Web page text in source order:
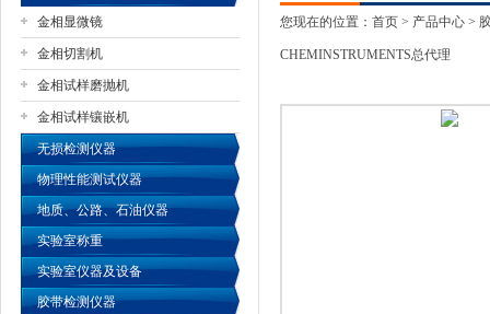
公司名称
金相显微镜
金相切割机
金相试样磨抛机
金相试样镶嵌机
无损检测仪器
物理性能测试仪器
地质、公路、石油仪器
实验室称重
实验室仪器及设备
胶带检测仪器
您现在的位置： 首页 > 产品中心 >
CHEMINSTRUMENTS总代理